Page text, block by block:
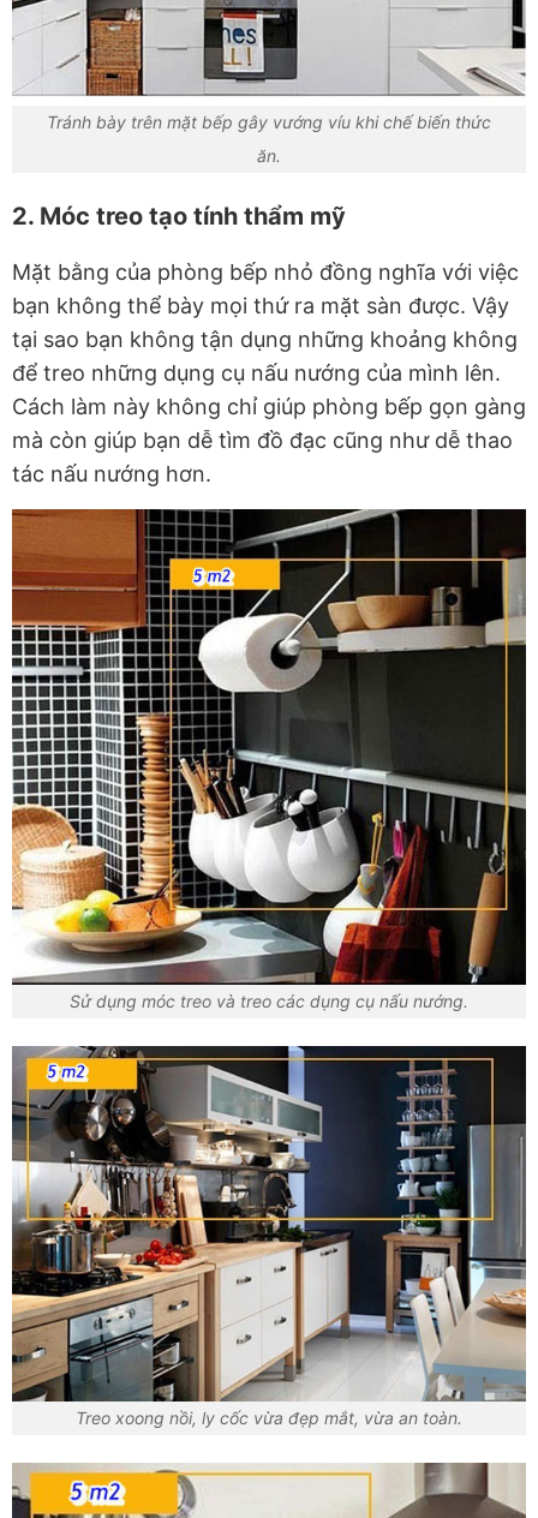
Tránh bày trên mặt bếp gây vướng víu khi chế biến thức
ăn.
2. Móc treo tạo tính thẩm mỹ
Mặt bằng của phòng bếp nhỏ đồng nghĩa với việc
bạn không thể bày mọi thứ ra mặt sàn được. Vậy
tại sao bạn không tận dụng những khoảng không
để treo những dụng cụ nấu nướng của mình lên.
Cách làm này không chỉ giúp phòng bếp gọn gàng
mà còn giúp bạn dễ tìm đồ đạc cũng như dễ thao
tác nấu nướng hơn.
Sử dụng móc treo và treo các dụng cụ nấu nướng.
Treo xoong nồi, ly cốc vừa đẹp mắt, vừa an toàn.